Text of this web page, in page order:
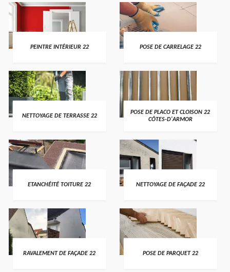
PEINTRE INTÉRIEUR 22 POSE DE CARRELAGE 22
NETTOYAGE DE TERRASSE 22
POSE DE PLACO ET CLOISON 22
CÔTES-D'ARMOR
ETANCHÉITÉ TOITURE 22 NETTOYAGE DE FAÇADE 22
RAVALEMENT DE FAÇADE 22 POSE DE PARQUET 22